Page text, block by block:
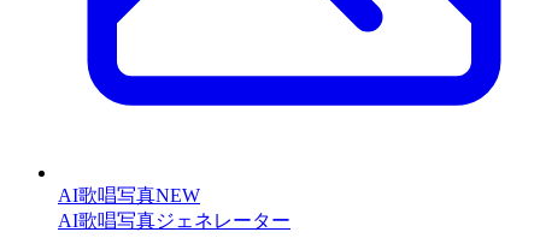
AI歌唱写真NEW
AI歌唱写真ジェネレーター